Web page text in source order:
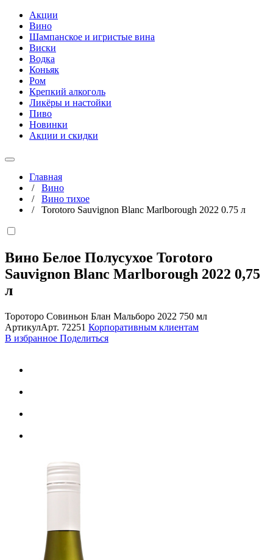
Акции
Вино
Шампанское и игристые вина
Виски
Водка
Коньяк
Ром
Крепкий алкоголь
Ликёры и настойки
Пиво
Новинки
Акции и скидки
Главная
/ Вино
/ Вино тихое
/ Torotoro Sauvignon Blanc Marlborough 2022 0.75 л
Вино Белое Полусухое Torotoro
Sauvignon Blanc Marlborough 2022 0,75
л
Тороторо Совиньон Блан Мальборо 2022 750 мл
АртикулАрт. 72251 Корпоративным клиентам
В избранное Поделиться